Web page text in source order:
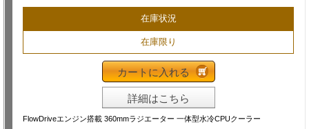
在庫状況
在庫限り
カートに入れる
詳細はこちら
FlowDriveエンジン搭載 360mmラジエーター 一体型水冷CPUクーラー